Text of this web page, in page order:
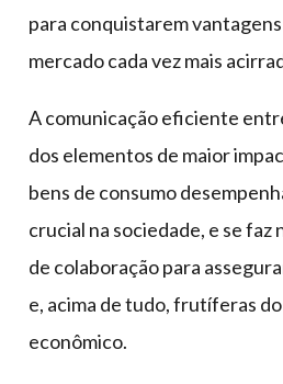
para conquistarem
mercado cada vez mais
A comunicação eficiente
dos elementos de maior
bens de consumo
crucial na sociedade, e se faz
de colaboração para
e, acima de tudo, frutíferas
econômico.